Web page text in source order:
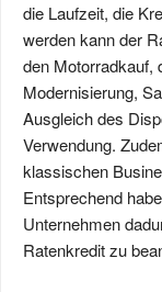
die Laufzeit, die
werden kann der
den Motorradkauf,
Modernisierung,
Ausgleich des
Verwendung.
klassischen
Entsprechend
Unternehmen
Ratenkredit zu